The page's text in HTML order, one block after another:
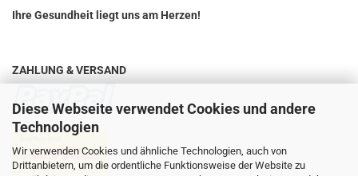
Diese Webseite verwendet Cookies und andere
Technologien
Wir verwenden Cookies und ähnliche Technologien, auch von
Drittanbietern, um die ordentliche Funktionsweise der Website zu
Ihre Gesundheit liegt uns am Herzen!
ZAHLUNG & VERSAND